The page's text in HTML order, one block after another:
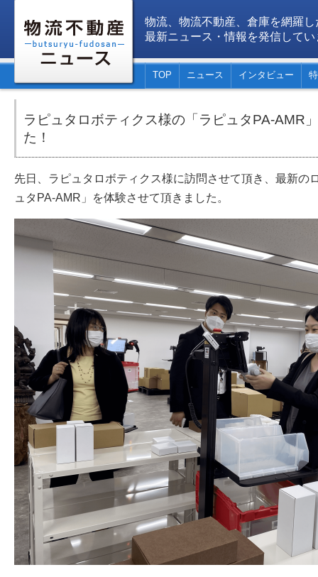
物流、物流不動産、倉庫を網羅し
最新ニュース・情報を発信してい
TOP ニュース インタビュー
ラピュタロボティクス様の「ラピュタPA-AMR
た！
先日、ラピュタロボティクス様に訪問させて頂き、最新の
ュタPA-AMR」を体験させて頂きました。